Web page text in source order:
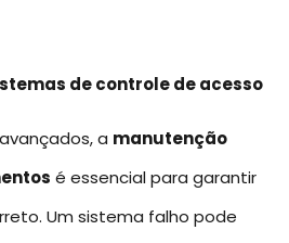
de controle de acesso
a manutenção
é essencial para garantir
Um sistema falho pode